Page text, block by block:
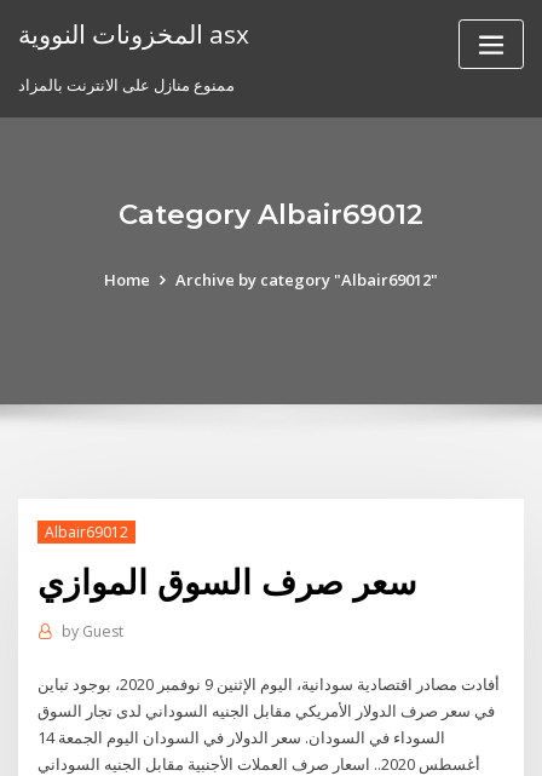
المخزونات النووية asx
ممنوع منازل على الانترنت بالمزاد
Category Albair69012
Home Archive by category "Albair69012"
Albair69012
سعر صرف السوق الموازي
by Guest
أفادت مصادر اقتصادية سودانية، اليوم الإثنين 9 نوفمبر 2020، بوجود تباين
في سعر صرف الدولار الأمريكي مقابل الجنيه السوداني لدى تجار السوق
السوداء في السودان. سعر الدولار في السودان اليوم الجمعة 14
أغسطس 2020.. اسعار صرف العملات الأجنبية مقابل الجنيه السوداني